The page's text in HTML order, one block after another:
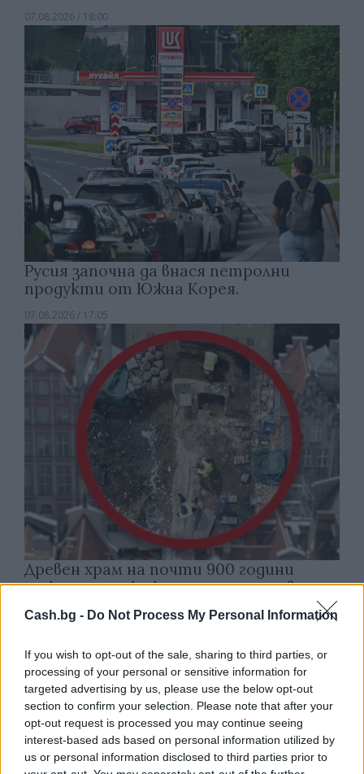
Cash.bg - Do Not Process My Personal Information
If you wish to opt-out of the sale, sharing to third parties, or
processing of your personal or sensitive information for
targeted advertising by us, please use the below opt-out
section to confirm your selection. Please note that after your
opt-out request is processed you may continue seeing
interest-based ads based on personal information utilized by
us or personal information disclosed to third parties prior to
07.08.2026 / 18:00
Русия започна да внася петролни
продукти от Южна Корея.
07.08.2026 / 17:05
Древен храм на почти 900 години
откриха под кафене за сладолед в
Полша